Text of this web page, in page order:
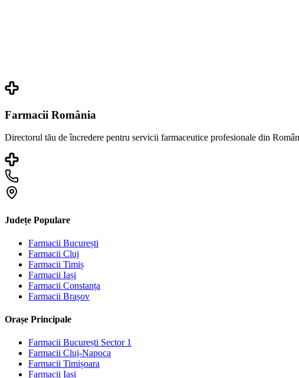
Farmacii România
Directorul tău de încredere pentru servicii farmaceutice profesionale din
Județe Populare
Farmacii București
Farmacii Cluj
Farmacii Timiș
Farmacii Iași
Farmacii Constanța
Farmacii Brașov
Orașe Principale
Farmacii București Sector 1
Farmacii Cluj-Napoca
Farmacii Timișoara
Farmacii Iași